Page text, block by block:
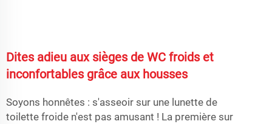
Dites adieu aux sièges de WC froids et
inconfortables grâce aux housses
Soyons honnêtes : s'asseoir sur une lunette de
toilette froide n'est pas amusant ! La première sur